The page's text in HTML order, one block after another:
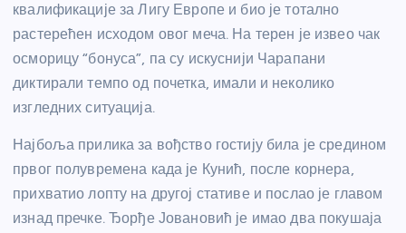
квалификације за Лигу Европе и био је тотално
растерећен исходом овог меча. На терен је извео чак
осморицу “бонуса”, па су искуснији Чарапани
диктирали темпо од почетка, имали и неколико
изгледних ситуација.
Најбоља прилика за вођство гостију била је средином
првог полувремена када је Кунић, после корнера,
прихватио лопту на другој стативе и послао је главом
изнад пречке. Ђорђе Јовановић је имао два покушаја